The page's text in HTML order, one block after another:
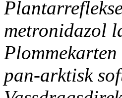
metronidazol
pan-arktisk